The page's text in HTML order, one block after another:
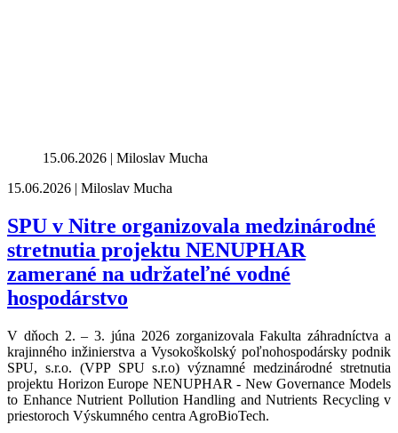
15.06.2026 | Miloslav Mucha
15.06.2026 | Miloslav Mucha
SPU v Nitre organizovala medzinárodné
stretnutia projektu NENUPHAR
zamerané na udržateľné vodné
hospodárstvo
V dňoch 2. – 3. júna 2026 zorganizovala Fakulta záhradníctva a
krajinného inžinierstva a Vysokoškolský poľnohospodársky podnik
SPU, s.r.o. (VPP SPU s.r.o) významné medzinárodné stretnutia
projektu Horizon Europe NENUPHAR - New Governance Models
to Enhance Nutrient Pollution Handling and Nutrients Recycling v
priestoroch Výskumného centra AgroBioTech.